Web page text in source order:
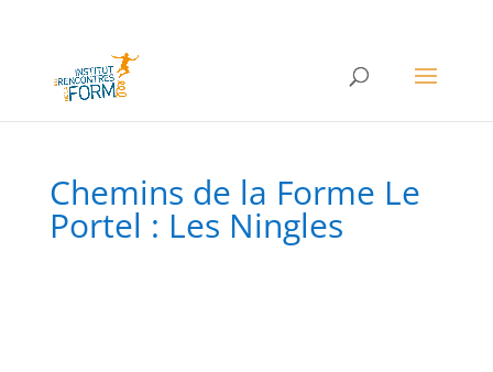
Chemins de la Forme Le
Portel : Les Ningles